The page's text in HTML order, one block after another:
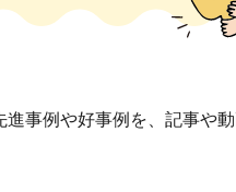
事例や好事例を、記事や動